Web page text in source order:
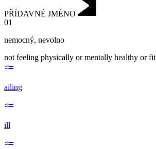
PŘÍDAVNÉ JMÉNO
01
nemocný, nevolno
not feeling physically or mentally healthy or fit
ailing
ill